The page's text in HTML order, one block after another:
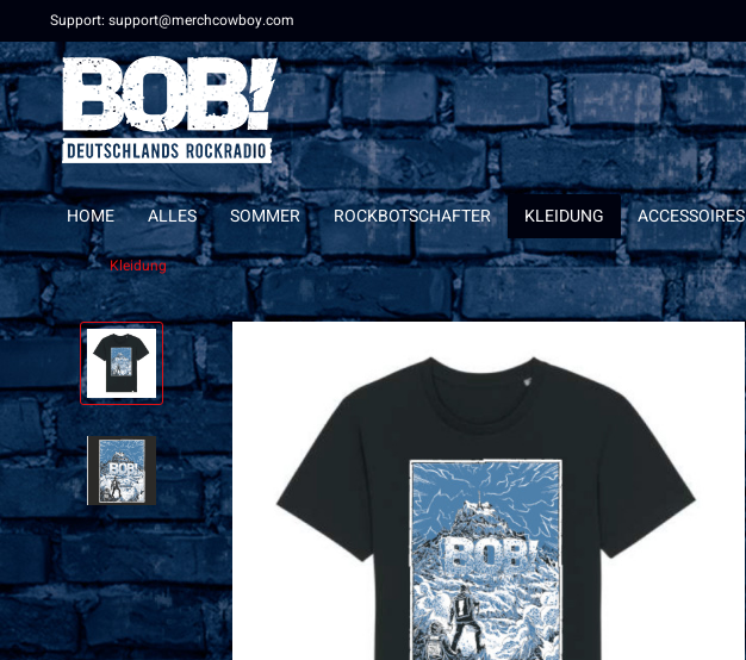
Support: support@merchcowboy.com
HOME ALLES SOMMER ROCKBOTSCHAFTER KLEIDUNG ACCESSOIRES
Kleidung